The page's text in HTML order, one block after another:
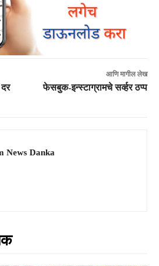
आणि मागील लेख
फेसबुक-इन्स्टाग्रामचे सर्व्हर ठप्प
News Danka